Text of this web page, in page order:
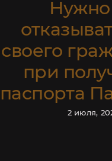
своего
при
паспорта
2 июля,